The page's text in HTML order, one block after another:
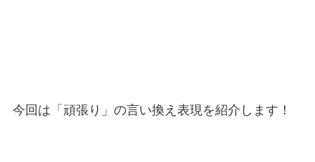
今回は「頑張り」の言い換え表現を紹介します！